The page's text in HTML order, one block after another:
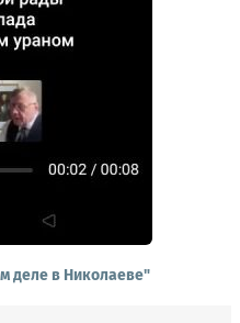
деле в Николаеве"